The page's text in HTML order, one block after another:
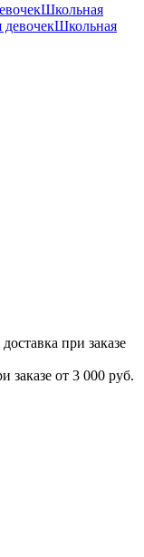
Школьная
Школьная
при заказе
заказе от 3 000 руб.